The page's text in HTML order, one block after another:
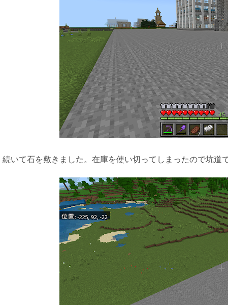
続いて石を敷きました。在庫を使い切ってしまったので坑道